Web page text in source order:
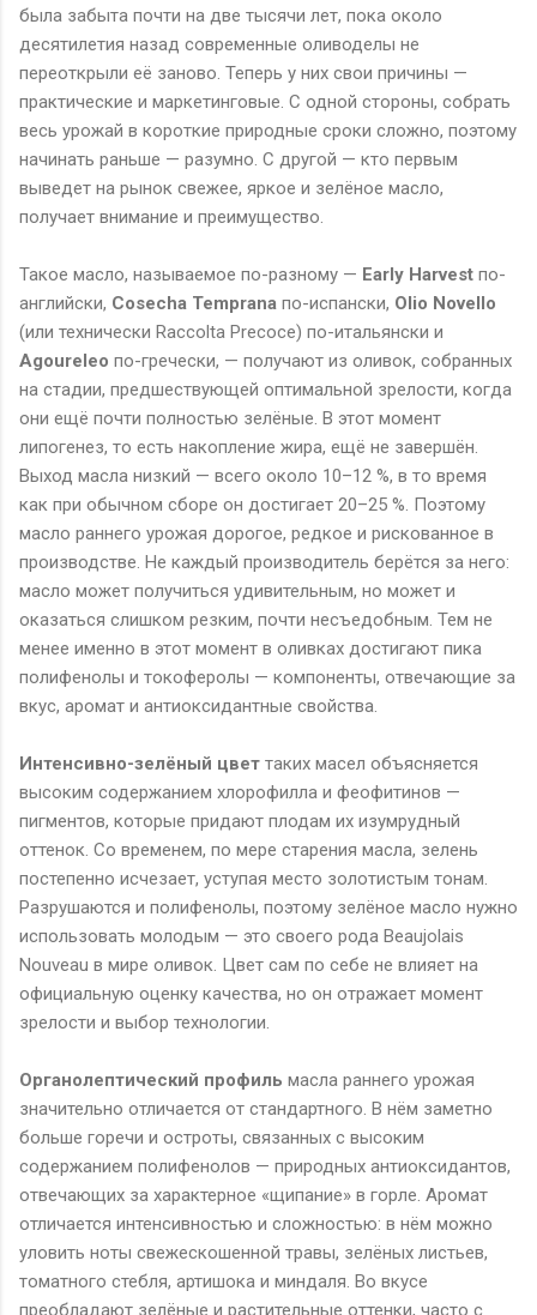
была забыта почти на две тысячи лет, пока около
десятилетия назад современные оливоделы не
переоткрыли её заново. Теперь у них свои причины —
практические и маркетинговые. С одной стороны, собрать
весь урожай в короткие природные сроки сложно, поэтому
начинать раньше — разумно. С другой — кто первым
выведет на рынок свежее, яркое и зелёное масло,
получает внимание и преимущество.
Такое масло, называемое по-разному — Early Harvest по-
английски, Cosecha Temprana по-испански, Olio Novello
(или технически Raccolta Precoce) по-итальянски и
Agoureleo по-гречески, — получают из оливок, собранных
на стадии, предшествующей оптимальной зрелости, когда
они ещё почти полностью зелёные. В этот момент
липогенез, то есть накопление жира, ещё не завершён.
Выход масла низкий — всего около 10–12 %, в то время
как при обычном сборе он достигает 20–25 %. Поэтому
масло раннего урожая дорогое, редкое и рискованное в
производстве. Не каждый производитель берётся за него:
масло может получиться удивительным, но может и
оказаться слишком резким, почти несъедобным. Тем не
менее именно в этот момент в оливках достигают пика
полифенолы и токоферолы — компоненты, отвечающие за
вкус, аромат и антиоксидантные свойства.
Интенсивно-зелёный цвет таких масел объясняется
высоким содержанием хлорофилла и феофитинов —
пигментов, которые придают плодам их изумрудный
оттенок. Со временем, по мере старения масла, зелень
постепенно исчезает, уступая место золотистым тонам.
Разрушаются и полифенолы, поэтому зелёное масло нужно
использовать молодым — это своего рода Beaujolais
Nouveau в мире оливок. Цвет сам по себе не влияет на
официальную оценку качества, но он отражает момент
зрелости и выбор технологии.
Органолептический профиль масла раннего урожая
значительно отличается от стандартного. В нём заметно
больше горечи и остроты, связанных с высоким
содержанием полифенолов — природных антиоксидантов,
отвечающих за характерное «щипание» в горле. Аромат
отличается интенсивностью и сложностью: в нём можно
уловить ноты свежескошенной травы, зелёных листьев,
томатного стебля, артишока и миндаля. Во вкусе
преобладают зелёные и растительные оттенки, часто с